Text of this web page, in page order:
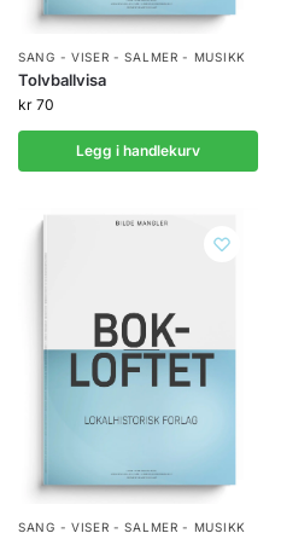
SANG - VISER - SALMER - MUSIKK
Tolvballvisa
kr 70
Legg i handlekurv
SANG - VISER - SALMER - MUSIKK